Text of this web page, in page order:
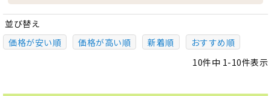
並び替え
価格が安い順
価格が高い順 新着順
おすすめ順
10件中 1-10件表示